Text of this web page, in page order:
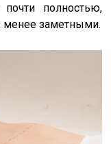
полностью,
менее заметными.